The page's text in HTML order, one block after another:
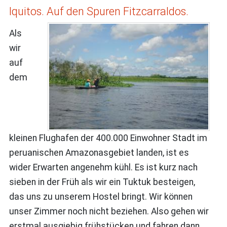
Iquitos. Auf den Spuren Fitzcarraldos.
Als
wir
auf
dem
kleinen Flughafen der 400.000 Einwohner Stadt im
peruanischen Amazonasgebiet landen, ist es
wider Erwarten angenehm kühl. Es ist kurz nach
sieben in der Früh als wir ein Tuktuk besteigen,
das uns zu unserem Hostel bringt. Wir können
unser Zimmer noch nicht beziehen. Also gehen wir